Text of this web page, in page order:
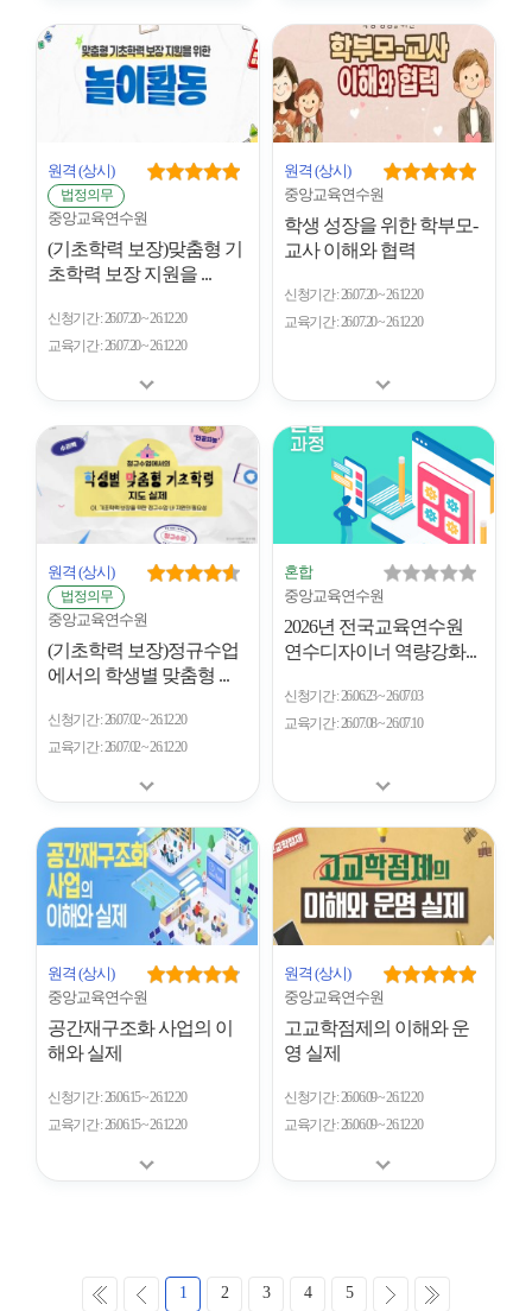
원격 (상시)
법정의무
중앙교육연수원
(기초학력 보장)맞춤형 기
초학력 보장 지원을 ...
신청기간 26.07.20 ~ 26.12.20
교육기간 26.07.20 ~ 26.12.20
원격 (상시)
중앙교육연수원
학생 성장을 위한 학부모-
교사 이해와 협력
신청기간 26.07.20 ~ 26.12.20
교육기간 26.07.20 ~ 26.12.20
원격 (상시)
법정의무
중앙교육연수원
(기초학력 보장)정규수업
에서의 학생별 맞춤형 ...
신청기간 26.07.02 ~ 26.12.20
교육기간 26.07.02 ~ 26.12.20
혼합
중앙교육연수원
2026년 전국교육연수원
연수디자이너 역량강화...
신청기간 26.06.23 ~ 26.07.03
교육기간 26.07.08 ~ 26.07.10
원격 (상시)
중앙교육연수원
공간재구조화 사업의 이
해와 실제
신청기간 26.06.15 ~ 26.12.20
교육기간 26.06.15 ~ 26.12.20
원격 (상시)
중앙교육연수원
고교학점제의 이해와 운
영 실제
신청기간 26.06.09 ~ 26.12.20
교육기간 26.06.09 ~ 26.12.20
처 이 1 2 3 4 5 다 마